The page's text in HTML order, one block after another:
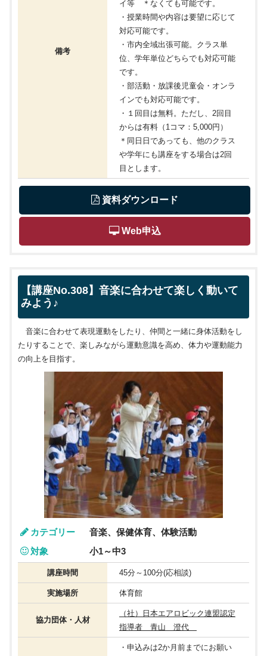
備考
イ等 ＊なくても可能です。
・授業時間や内容は要望に応じて
対応可能です。
・市内全域出張可能。クラス単
位、学年単位どちらでも対応可能
です。
・部活動・放課後児童会・オンラ
インでも対応可能です。
・１回目は無料。ただし、2回目
からは有料（1コマ：5,000円）
＊同日日であっても、他のクラス
や学年にも講座をする場合は2回
目とします。
資料ダウンロード
Web申込
【講座No.308】音楽に合わせて楽しく動いて
みよう♪
音楽に合わせて表現運動をしたり、仲間と一緒に身体活動をし
たりすることで、楽しみながら運動意識を高め、体力や運動能力
の向上を目指す。
カテゴリー
音楽、保健体育、体験活動
対象
小1～中3
講座時間 45分～100分(応相談)
実施場所 体育館
協力団体・人材
（社）日本エアロビック連盟認定
指導者 青山 澄代
・申込みは2か月前までにお願い